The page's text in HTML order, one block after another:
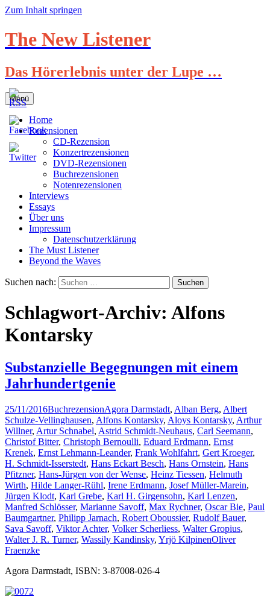
Zum Inhalt springen
The New Listener
Das Hörerlebnis unter der Lupe …
Menü
Home
Rezensionen
CD-Rezension
Konzertrezensionen
DVD-Rezensionen
Buchrezensionen
Notenrezensionen
Interviews
Essays
Über uns
Impressum
Datenschutzerklärung
The Must Listener
Beyond the Waves
Suchen nach:
Schlagwort-Archiv: Alfons
Kontarsky
Substanzielle Begegnungen mit einem
Jahrhundertgenie
25/11/2016BuchrezensionAgora Darmstadt, Alban Berg, Albert
Schulze-Vellinghausen, Alfons Kontarsky, Aloys Kontarsky, Arthur
Willner, Artur Schnabel, Astrid Schmidt-Neuhaus, Carl Seemann,
Christof Bitter, Christoph Bernoulli, Eduard Erdmann, Ernst
Krenek, Ernst Lehmann-Leander, Frank Wohlfahrt, Gert Kroeger,
H. Schmidt-Isserstedt, Hans Eckart Besch, Hans Ornstein, Hans
Pfitzner, Hans-Jürgen von der Wense, Heinz Tiessen, Helmuth
Wirth, Hilde Langer-Rühl, Irene Erdmann, Josef Müller-Marein,
Jürgen Klodt, Karl Grebe, Karl H. Girgensohn, Karl Lenzen,
Manfred Schlösser, Marianne Savoff, Max Rychner, Oscar Bie, Paul
Baumgartner, Philipp Jarnach, Robert Oboussier, Rudolf Bauer,
Sava Savoff, Viktor Achter, Volker Scherliess, Walter Gropius,
Walter J. R. Turner, Wassily Kandinsky, Yrjö KilpinenOliver
Fraenzke
Agora Darmstadt, ISBN: 3-87008-026-4